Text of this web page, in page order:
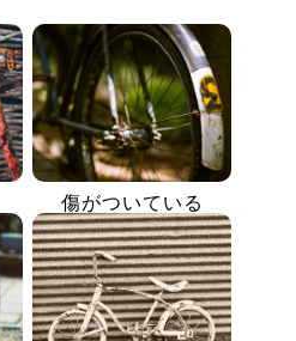
傷がついている